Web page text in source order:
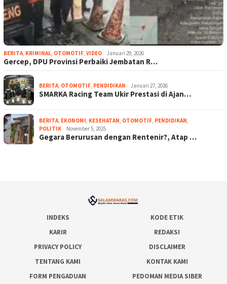
BERITA KRIMINAL OTOMOTIF VIDEO Januari 29, 2026
Gercep, DPU Provinsi Perbaiki Jembatan R…
BERITA OTOMOTIF PENDIDIKAN Januari 27, 2026
SMARKA Racing Team Ukir Prestasi di Ajan…
BERITA EKONOMI KESEHATAN OTOMOTIF PENDIDIKAN
POLITIK
November 5, 2025
Gegara Berurusan dengan Rentenir?, Atap …
INDEKS
KODE ETIK
KARIR
REDAKSI
PRIVACY POLICY
DISCLAIMER
TENTANG KAMI
KONTAK KAMI
FORM PENGADUAN
PEDOMAN MEDIA SIBER